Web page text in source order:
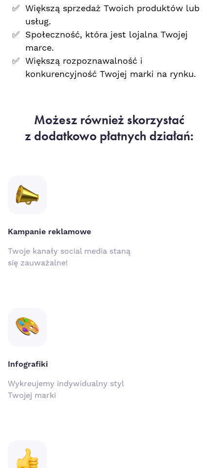
Większą sprzedaż Twoich produktów lub
usług.
Społeczność, która jest lojalna Twojej
marce.
Większą rozpoznawalność i
konkurencyjność Twojej marki na rynku.
Możesz również skorzystać
z dodatkowo płatnych działań:
Kampanie reklamowe
Twoje kanały social media staną
się zauważalne!
Infografiki
Wykreujemy indywidualny styl
Twojej marki